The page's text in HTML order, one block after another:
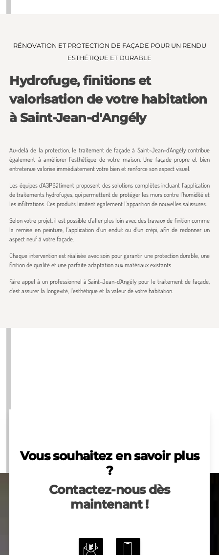
RÉNOVATION ET PROTECTION DE FAÇADE POUR UN RENDU
ESTHÉTIQUE ET DURABLE
Hydrofuge, finitions et
valorisation de votre habitation
à Saint-Jean-d'Angély
Au-delà de la protection, le traitement de façade à Saint-Jean-d’Angély contribue
également à améliorer l’esthétique de votre maison. Une façade propre et bien
entretenue valorise immédiatement votre bien et renforce son aspect visuel.
Les équipes d’A3PBâtiment proposent des solutions complètes incluant l’application
de traitements hydrofuges, qui permettent de protéger les murs contre l’humidité et
les infiltrations. Ces produits limitent également l’apparition de nouvelles salissures.
Selon votre projet, il est possible d’aller plus loin avec des travaux de finition comme
la remise en peinture, l’application d’un enduit ou d’un crépi, afin de redonner un
aspect neuf à votre façade.
Chaque intervention est réalisée avec soin pour garantir une protection durable, une
finition de qualité et une parfaite adaptation aux matériaux existants.
Faire appel à un professionnel à Saint-Jean-d’Angély pour le traitement de façade,
c’est assurer la longévité, l’esthétique et la valeur de votre habitation.
Vous souhaitez en savoir plus
?
Contactez-nous dès
maintenant !